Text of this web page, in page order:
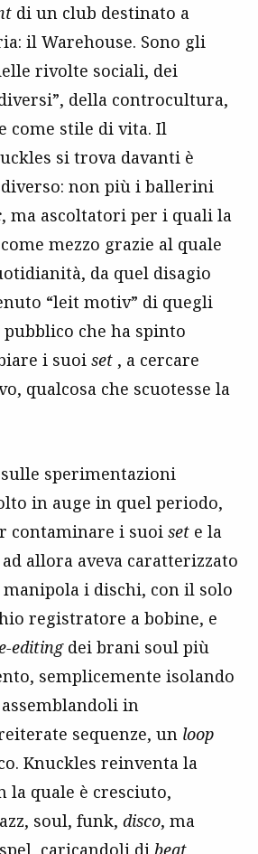
di un club destinato a
il Warehouse. Sono gli
rivolte sociali, dei
della controcultura,
come stile di vita. Il
si trova davanti è
non più i ballerini
, ma ascoltatori per i quali la
mezzo grazie al quale
da quel disagio
“leit motiv” di quegli
che ha spinto
i suoi set , a cercare
qualcosa che scuotesse la
sperimentazioni
in auge in quel periodo,
contaminare i suoi set e la
allora aveva caratterizzato
i dischi, con il solo
registratore a bobine, e
editingdei brani soul più
semplicemente isolando
in
sequenze, un loop
Knuckles reinventa la
la quale è cresciuto,
soul, funk, disco, ma
caricandoli di beat